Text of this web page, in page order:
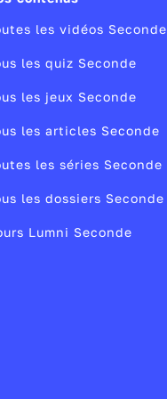
les vidéos Seconde
les quiz Seconde
les jeux Seconde
les articles Seconde
les séries Seconde
les dossiers Seconde
Lumni Seconde